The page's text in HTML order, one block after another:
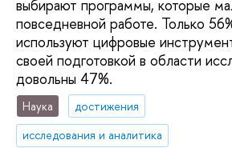
выбирают программы, которые
повседневной работе. Только
используют цифровые
своей подготовкой в области
довольны 47%.
Наука
достижения
исследования и аналитика